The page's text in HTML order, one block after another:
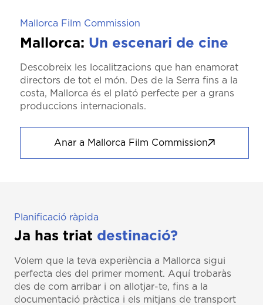
Mallorca Film Commission
Mallorca: Un escenari de cine
Descobreix les localitzacions que han enamorat
directors de tot el món. Des de la Serra fins a la
costa, Mallorca és el plató perfecte per a grans
produccions internacionals.
Anar a Mallorca Film Commission
Planificació ràpida
Ja has triat destinació?
Volem que la teva experiència a Mallorca sigui
perfecta des del primer moment. Aquí trobaràs
des de com arribar i on allotjar-te, fins a la
documentació pràctica i els mitjans de transport